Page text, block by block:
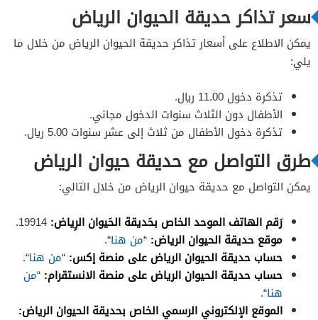
سعر تذاكر حديقة الحيوان الرياض
يمكن الاطلاع على أسعار تذاكر حديقة الحيوان الرياض من خلال ما
يلي:
تذكرة دخول 11.00 ريال.
الأطفال دون الثلاث سنوات الدخول مجاني.
تذكرة دخول الأطفال من ثلاث إلى عشر سنوات 5.00 ريال.
طرق التواصل مع حديقة حيوان الرياض
يمكن التواصل مع حديقة حيوان الرياض من خلال التالي:
رَقم الهاتف الموحد الخاص بحَديقة الحَيوان الرِياض:
موقع حديقة الحيوان الرياض: “من هنا“.
حساب حديقة الحيوان الرياض على منصة إكس: “من هنا“.
حساب حديقة الحيوان الرياض على منصة الانستقرام: “من
هنا“.
الموقع الإلكتروني الرسمي الخاص بحديقة الحيوان الرياض: